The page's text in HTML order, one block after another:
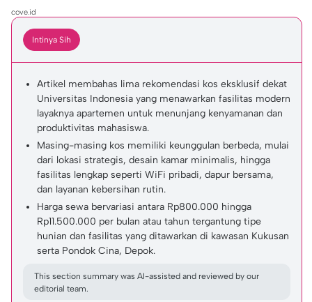
cove.id
Intinya Sih
Artikel membahas lima rekomendasi kos eksklusif dekat
Universitas Indonesia yang menawarkan fasilitas modern
layaknya apartemen untuk menunjang kenyamanan dan
produktivitas mahasiswa.
Masing-masing kos memiliki keunggulan berbeda, mulai
dari lokasi strategis, desain kamar minimalis, hingga
fasilitas lengkap seperti WiFi pribadi, dapur bersama,
dan layanan kebersihan rutin.
Harga sewa bervariasi antara Rp800.000 hingga
Rp11.500.000 per bulan atau tahun tergantung tipe
hunian dan fasilitas yang ditawarkan di kawasan Kukusan
serta Pondok Cina, Depok.
This section summary was AI-assisted and reviewed by our
editorial team.